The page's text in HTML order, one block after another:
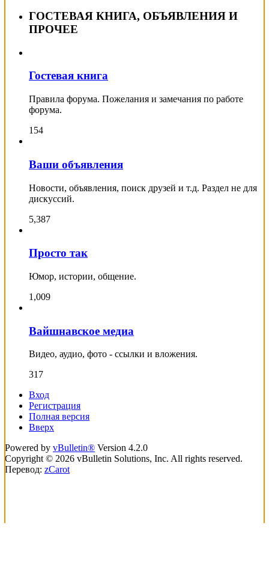
ГОСТЕВАЯ КНИГА, ОБЪЯВЛЕНИЯ И
ПРОЧЕЕ
Гостевая книга
Правила форума. Пожелания и замечания по работе
форума.
154
Ваши объявления
Новости, объявления, поиск друзей и т.д. Раздел не для
дискуссий.
5,387
Просто так
Юмор, истории, общение.
1,009
Вайшнавское медиа
Видео, аудио, фото - ссылки и вложения.
317
Вход
Регистрация
Полная версия
Вверх
Powered by vBulletin® Version 4.2.0
Copyright © 2026 vBulletin Solutions, Inc. All rights reserved.
Перевод: zCarot